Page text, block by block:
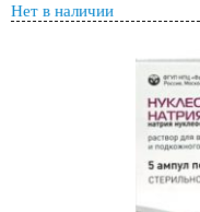
Нет в наличии